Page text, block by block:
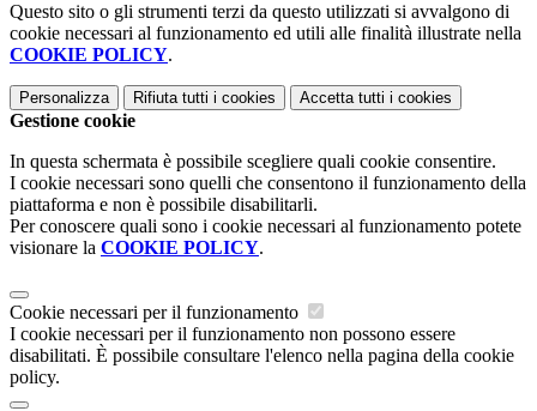
Questo sito o gli strumenti terzi da questo utilizzati si avvalgono di
cookie necessari al funzionamento ed utili alle finalità illustrate nella
COOKIE POLICY.
Personalizza Rifiuta tutti i cookies Accetta tutti i cookies
Gestione cookie
In questa schermata è possibile scegliere quali cookie consentire.
I cookie necessari sono quelli che consentono il funzionamento della
piattaforma e non è possibile disabilitarli.
Per conoscere quali sono i cookie necessari al funzionamento potete
visionare la COOKIE POLICY.
Cookie necessari per il funzionamento
I cookie necessari per il funzionamento non possono essere
disabilitati. È possibile consultare l'elenco nella pagina della cookie
policy.